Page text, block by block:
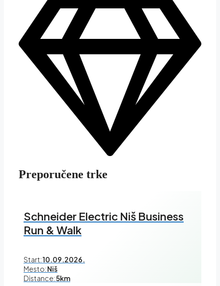
Preporučene trke
Schneider Electric Niš Business
Run & Walk
Start:10.09.2026.
Mesto: Niš
Distance:5km